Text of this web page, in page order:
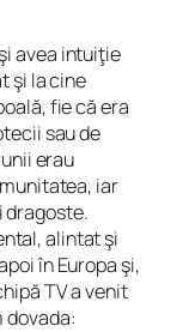
avea intuiţie
şi la cine
fie că era
sau de
erau
iar
dragoste.
alintat şi
în Europa şi,
TV a venit
dovada: